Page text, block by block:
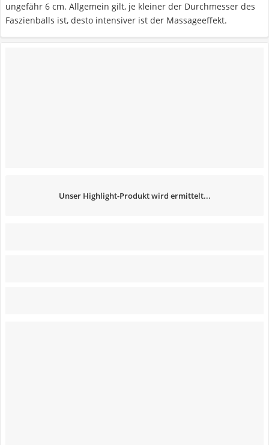
ungefähr 6 cm. Allgemein gilt, je kleiner der Durchmesser des
Faszienballs ist, desto intensiver ist der Massageeffekt.
Unser Highlight-Produkt wird ermittelt...